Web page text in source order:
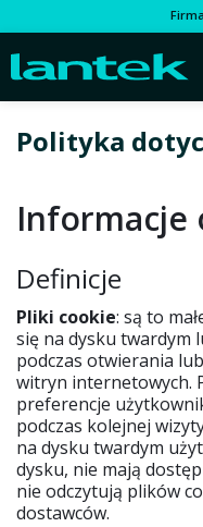
Firma
Polityka
Informacje
Definicje
Pliki cookie: są to
się na dysku twardym
podczas otwierania
witryn internetowych.
preferencje
podczas kolejnej
na dysku twardym
dysku, nie mają
nie odczytują plików
dostawców.